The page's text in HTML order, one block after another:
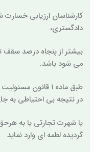
کارشناسان ارزیابی
دادگستری،
بیشتر از پنجاه درصد سقف
می شود باشد.
طبق ماده ۱ قانون
در نتیجه بی احتیاطی به
یا شهرت تجارتی یا به
گردیده لطمه ای وارد نماید